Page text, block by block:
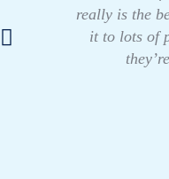
really is the
it to lots of